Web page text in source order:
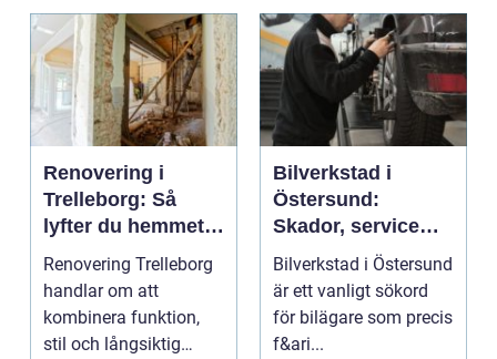
Renovering i
Trelleborg: Så
lyfter du hemmet
på ett smart sätt
Renovering Trelleborg
handlar om att
kombinera funktion,
stil och långsiktig
Bilverkstad i
Östersund:
Skador, service
och smarta val för
din bil
Bilverkstad i Östersund
är ett vanligt sökord
för bilägare som precis
f&ari...